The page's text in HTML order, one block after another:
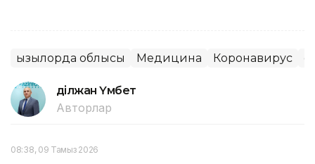
Қызылорда облысы Медицина Коронавирус
Әділжан Үмбет
Авторлар
08:38, 09 Тамыз 2026